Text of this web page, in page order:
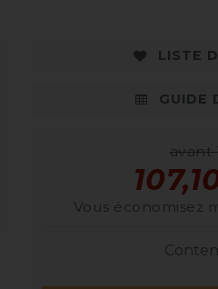
LISTE
GUIDE
avant
Vous économisez